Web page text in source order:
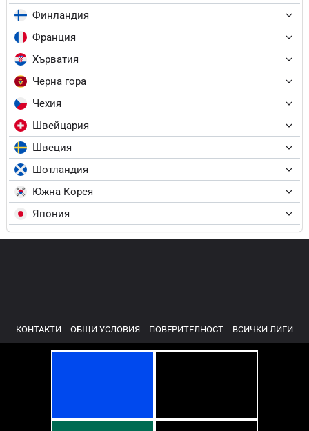
Финландия
Франция
Хърватия
Черна гора
Чехия
Швейцария
Швеция
Шотландия
Южна Корея
Япония
КОНТАКТИ ОБЩИ УСЛОВИЯ ПОВЕРИТЕЛНОСТ ВСИЧКИ ЛИГИ